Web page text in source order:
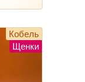
Кобель
Щенки